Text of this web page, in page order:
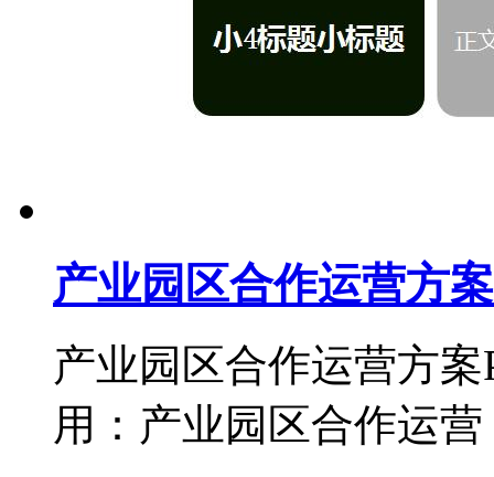
产业园区合作运营方案
产业园区合作运营方
用：产业园区合作运营